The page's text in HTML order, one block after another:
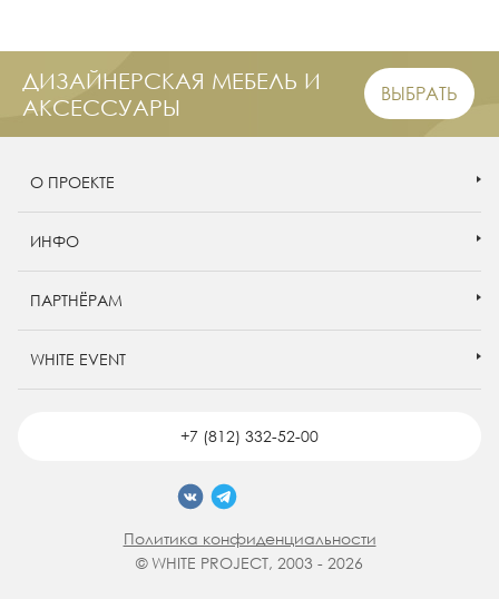
ДИЗАЙНЕРСКАЯ МЕБЕЛЬ И
АКСЕССУАРЫ
ВЫБРАТЬ
О ПРОЕКТЕ
ИНФО
ПАРТНЁРАМ
WHITE EVENT
+7 (812) 332-52-00
Политика конфиденциальности
© WHITE PROJECT, 2003 - 2026